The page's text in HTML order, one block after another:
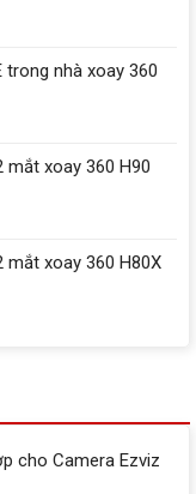
trong nhà xoay 360
mắt xoay 360 H90
mắt xoay 360 H80X
cho Camera Ezviz